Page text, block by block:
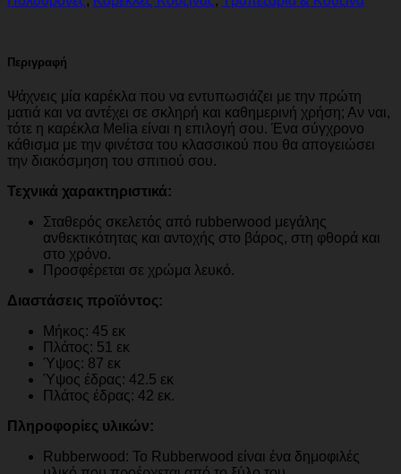
Περιγραφή
Ψάχνεις μία καρέκλα που να εντυπωσιάζει με την πρώτη
ματιά και να αντέχει σε σκληρή και καθημερινή χρήση; Αν ναι,
τότε η καρέκλα Melia είναι η επιλογή σου. Ένα σύγχρονο
κάθισμα με την φινέτσα του κλασσικού που θα απογειώσει
την διακόσμηση του σπιτιού σου.
Τεχνικά χαρακτηριστικά:
Σταθερός σκελετός από rubberwood μεγάλης
ανθεκτικότητας και αντοχής στο βάρος, στη φθορά και
στο χρόνο.
Προσφέρεται σε χρώμα λευκό.
Διαστάσεις προϊόντος:
Μήκος: 45 εκ
Πλάτος: 51 εκ
Ύψος: 87 εκ
Ύψος έδρας: 42.5 εκ
Πλάτος έδρας: 42 εκ.
Πληροφορίες υλικών:
Rubberwood: Το Rubberwood είναι ένα δημοφιλές